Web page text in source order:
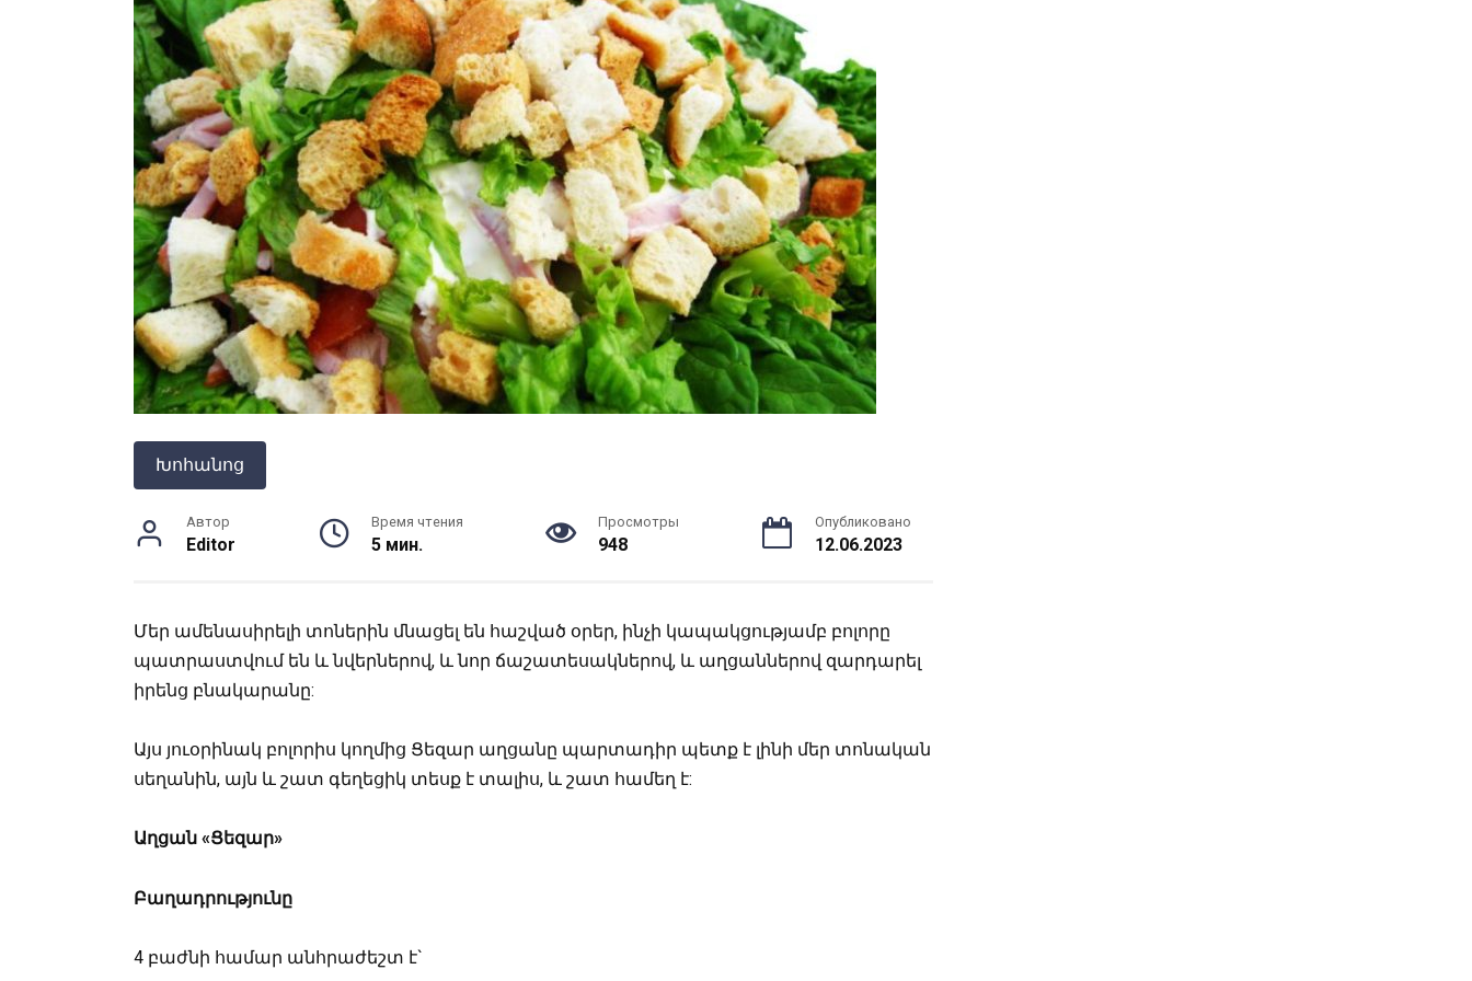
Խոհանոց
Автор
Editor
Время чтения
5 мин.
Просмотры
948
Опубликовано
12.06.2023
Մեր ամենասիրելի տոներին մնացել են հաշված օրեր, ինչի կապակցությամբ բոլորը
պատրաստվում են և նվերներով, և նոր ճաշատեսակներով, և աղցաններով զարդարել
իրենց բնակարանը:
Այս յուօրինակ բոլորիս կողմից Ցեզար աղցանը պարտադիր պետք է լինի մեր տոնական
սեղանին, այն և շատ գեղեցիկ տեսք է տալիս, և շատ համեղ է:
Աղցան «Ցեզար»
Բաղադրությունը
4 բաժնի համար անհրաժեշտ է`